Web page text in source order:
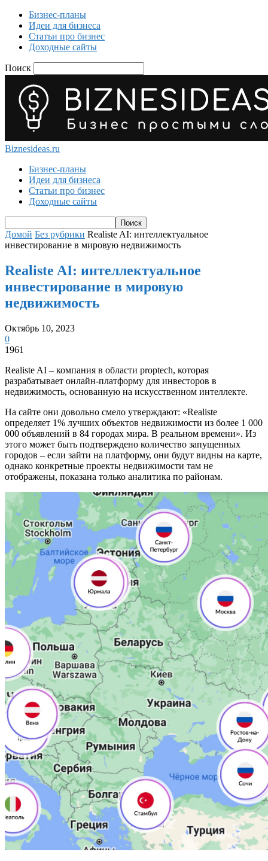
Бизнес-планы
Идеи для бизнеса
Статьи про бизнес
Доходные сайты
Поиск
Biznesideas.ru
Бизнес-планы
Идеи для бизнеса
Статьи про бизнес
Доходные сайты
Домой Без рубрики Realiste AI: интеллектуальное
инвестирование в мировую недвижимость
Realiste AI: интеллектуальное
инвестирование в мировую
недвижимость
Октябрь 10, 2023
0
1961
Realiste AI – компания в области proptech, которая
разрабатывает онлайн-платформу для инвесторов в
недвижимость, основанную на искусственном интеллекте.
На сайте они довольно смело утверждают: «Realiste
определяет 1% лучших объектов недвижимости из более 1 000
000 объявлений в 84 городах мира. В реальном времени». Из
этого может быть подтверждено количество запущенных
городов – если зайти на платформу, они будут видны на карте,
однако конкретные проекты недвижимости там не
отображены, показана только аналитика по районам.